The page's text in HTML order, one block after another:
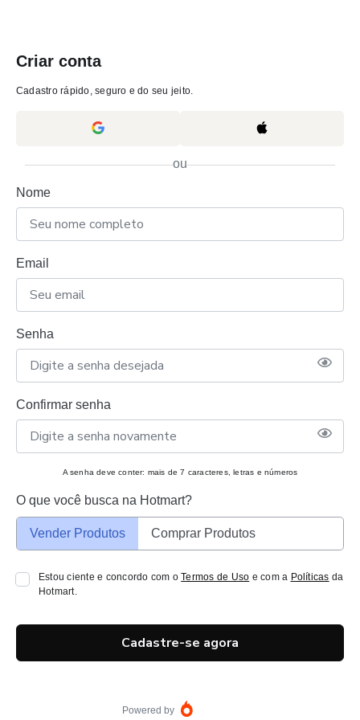
Criar conta
Cadastro rápido, seguro e do seu jeito.
ou
Nome
Email
Senha
Confirmar senha
A senha deve conter: mais de 7 caracteres, letras e números
O que você busca na Hotmart?
Vender Produtos Comprar Produtos
Estou ciente e concordo com oTermos de Uso e com a Políticas da
Hotmart.
Cadastre-se agora
Powered by